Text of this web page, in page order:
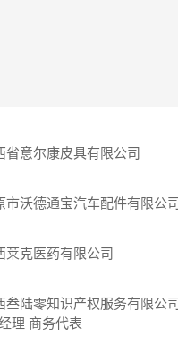
省意尔康皮具有限公司
市沃德通宝汽车配件有限公司
莱克医药有限公司
叁陆零知识产权服务有限公司
理 商务代表